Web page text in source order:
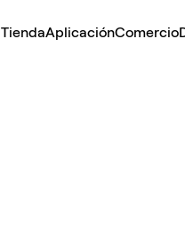
TiendaAplicaciónComercio